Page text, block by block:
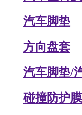
汽车脚垫
方向盘套
汽车脚垫/
碰撞防护膜